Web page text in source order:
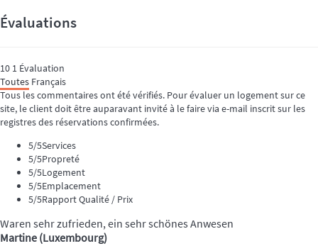
Évaluations
10 1 Évaluation
Toutes Français
Tous les commentaires ont été vérifiés. Pour évaluer un logement sur ce
site, le client doit être auparavant invité à le faire via e-mail inscrit sur les
registres des réservations confirmées.
5/5Services
5/5Propreté
5/5Logement
5/5Emplacement
5/5Rapport Qualité / Prix
Waren sehr zufrieden, ein sehr schönes Anwesen
Martine (Luxembourg)